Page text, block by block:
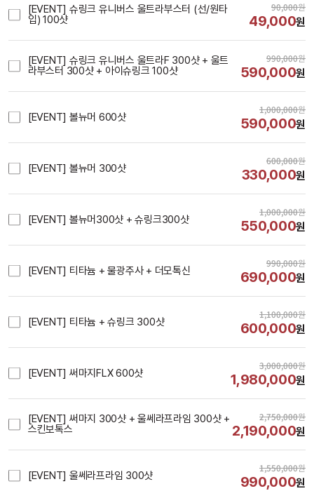
[EVENT] 슈링크 유니버스 울트라부스터 (선/원타
입) 100샷
90,000원
49,000원
[EVENT] 슈링크 유니버스 울트라F 300샷 + 울트
라부스터 300샷 + 아이슈링크 100샷
990,000원
590,000원
[EVENT] 볼뉴머 600샷
1,000,000원
590,000원
[EVENT] 볼뉴머 300샷
600,000원
330,000원
[EVENT] 볼뉴머300샷 + 슈링크300샷
1,000,000원
550,000원
[EVENT] 티타늄 + 물광주사 + 더모톡신
990,000원
690,000원
[EVENT] 티타늄 + 슈링크 300샷
1,100,000원
600,000원
[EVENT] 써마지FLX 600샷
3,000,000원
1,980,000원
[EVENT] 써마지 300샷 + 울쎄라프라임 300샷 +
스킨보톡스
2,750,000원
2,190,000원
[EVENT] 울쎄라프라임 300샷
1,550,000원
990,000원